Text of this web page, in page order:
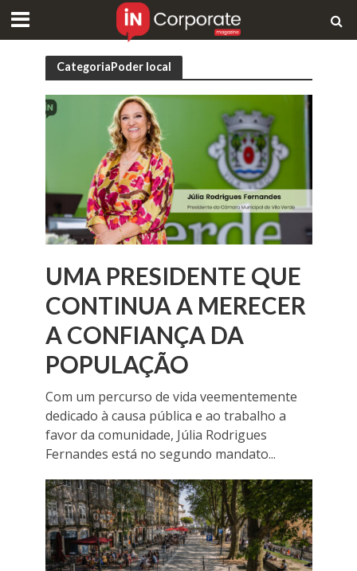
CategoriaPoder local
UMA PRESIDENTE QUE
CONTINUA A MERECER
A CONFIANÇA DA
POPULAÇÃO
Com um percurso de vida veementemente
dedicado à causa pública e ao trabalho a
favor da comunidade, Júlia Rodrigues
Fernandes está no segundo mandato...